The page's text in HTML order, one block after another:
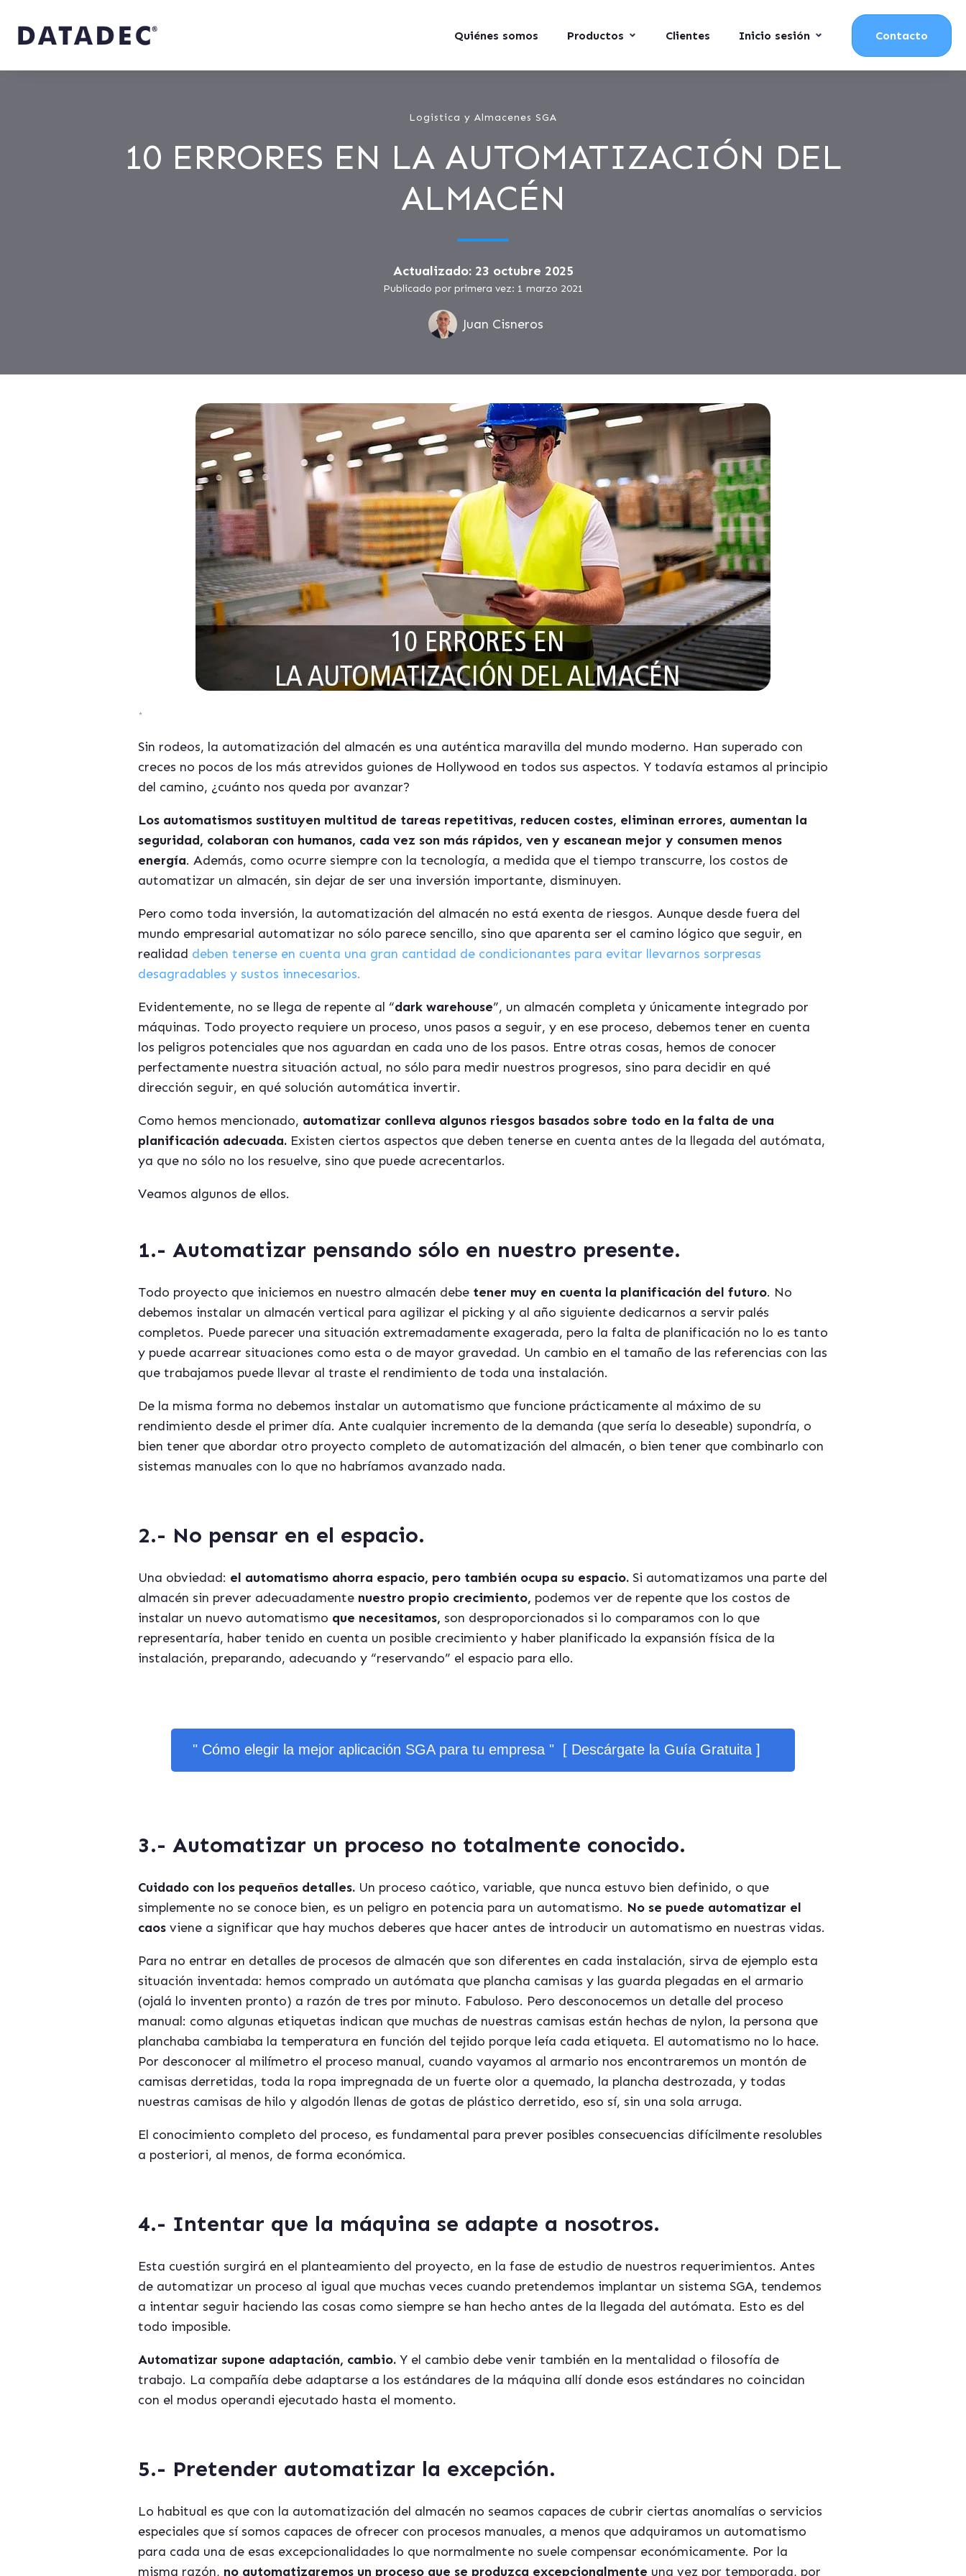
Quiénes somos Productos Clientes Inicio sesión Contacto
Logistica y Almacenes SGA
10 ERRORES EN LA AUTOMATIZACIÓN DEL
ALMACÉN
Actualizado: 23 octubre 2025
Publicado por primera vez: 1 marzo 2021
Juan Cisneros
*
Sin rodeos, la automatización del almacén es una auténtica maravilla del mundo moderno. Han superado con
creces no pocos de los más atrevidos guiones de Hollywood en todos sus aspectos. Y todavía estamos al principio
del camino, ¿cuánto nos queda por avanzar?
Los automatismos sustituyen multitud de tareas repetitivas, reducen costes, eliminan errores, aumentan la
seguridad, colaboran con humanos, cada vez son más rápidos, ven y escanean mejor y consumen menos
energía. Además, como ocurre siempre con la tecnología, a medida que el tiempo transcurre, los costos de
automatizar un almacén, sin dejar de ser una inversión importante, disminuyen.
Pero como toda inversión, la automatización del almacén no está exenta de riesgos. Aunque desde fuera del
mundo empresarial automatizar no sólo parece sencillo, sino que aparenta ser el camino lógico que seguir, en
realidad deben tenerse en cuenta una gran cantidad de condicionantes para evitar llevarnos sorpresas
desagradables y sustos innecesarios.
Evidentemente, no se llega de repente al “dark warehouse”, un almacén completa y únicamente integrado por
máquinas. Todo proyecto requiere un proceso, unos pasos a seguir, y en ese proceso, debemos tener en cuenta
los peligros potenciales que nos aguardan en cada uno de los pasos. Entre otras cosas, hemos de conocer
perfectamente nuestra situación actual, no sólo para medir nuestros progresos, sino para decidir en qué
dirección seguir, en qué solución automática invertir.
Como hemos mencionado, automatizar conlleva algunos riesgos basados sobre todo en la falta de una
planificación adecuada. Existen ciertos aspectos que deben tenerse en cuenta antes de la llegada del autómata,
ya que no sólo no los resuelve, sino que puede acrecentarlos.
Veamos algunos de ellos.
1.- Automatizar pensando sólo en nuestro presente.
Todo proyecto que iniciemos en nuestro almacén debe tener muy en cuenta la planificación del futuro. No
debemos instalar un almacén vertical para agilizar el picking y al año siguiente dedicarnos a servir palés
completos. Puede parecer una situación extremadamente exagerada, pero la falta de planificación no lo es tanto
y puede acarrear situaciones como esta o de mayor gravedad. Un cambio en el tamaño de las referencias con las
que trabajamos puede llevar al traste el rendimiento de toda una instalación.
De la misma forma no debemos instalar un automatismo que funcione prácticamente al máximo de su
rendimiento desde el primer día. Ante cualquier incremento de la demanda (que sería lo deseable) supondría, o
bien tener que abordar otro proyecto completo de automatización del almacén, o bien tener que combinarlo con
sistemas manuales con lo que no habríamos avanzado nada.
2.- No pensar en el espacio.
Una obviedad: el automatismo ahorra espacio, pero también ocupa su espacio. Si automatizamos una parte del
almacén sin prever adecuadamente nuestro propio crecimiento, podemos ver de repente que los costos de
instalar un nuevo automatismo que necesitamos, son desproporcionados si lo comparamos con lo que
representaría, haber tenido en cuenta un posible crecimiento y haber planificado la expansión física de la
instalación, preparando, adecuando y “reservando” el espacio para ello.
" Cómo elegir la mejor aplicación SGA para tu empresa " [ Descárgate la Guía Gratuita ]
3.- Automatizar un proceso no totalmente conocido.
Cuidado con los pequeños detalles. Un proceso caótico, variable, que nunca estuvo bien definido, o que
simplemente no se conoce bien, es un peligro en potencia para un automatismo. No se puede automatizar el
caos viene a significar que hay muchos deberes que hacer antes de introducir un automatismo en nuestras vidas.
Para no entrar en detalles de procesos de almacén que son diferentes en cada instalación, sirva de ejemplo esta
situación inventada: hemos comprado un autómata que plancha camisas y las guarda plegadas en el armario
(ojalá lo inventen pronto) a razón de tres por minuto. Fabuloso. Pero desconocemos un detalle del proceso
manual: como algunas etiquetas indican que muchas de nuestras camisas están hechas de nylon, la persona que
planchaba cambiaba la temperatura en función del tejido porque leía cada etiqueta. El automatismo no lo hace.
Por desconocer al milímetro el proceso manual, cuando vayamos al armario nos encontraremos un montón de
camisas derretidas, toda la ropa impregnada de un fuerte olor a quemado, la plancha destrozada, y todas
nuestras camisas de hilo y algodón llenas de gotas de plástico derretido, eso sí, sin una sola arruga.
El conocimiento completo del proceso, es fundamental para prever posibles consecuencias difícilmente resolubles
a posteriori, al menos, de forma económica.
4.- Intentar que la máquina se adapte a nosotros.
Esta cuestión surgirá en el planteamiento del proyecto, en la fase de estudio de nuestros requerimientos. Antes
de automatizar un proceso al igual que muchas veces cuando pretendemos implantar un sistema SGA, tendemos
a intentar seguir haciendo las cosas como siempre se han hecho antes de la llegada del autómata. Esto es del
todo imposible.
Automatizar supone adaptación, cambio. Y el cambio debe venir también en la mentalidad o filosofía de
trabajo. La compañía debe adaptarse a los estándares de la máquina allí donde esos estándares no coincidan
con el modus operandi ejecutado hasta el momento.
5.- Pretender automatizar la excepción.
Lo habitual es que con la automatización del almacén no seamos capaces de cubrir ciertas anomalías o servicios
especiales que sí somos capaces de ofrecer con procesos manuales, a menos que adquiramos un automatismo
para cada una de esas excepcionalidades lo que normalmente no suele compensar económicamente. Por la
misma razón, no automatizaremos un proceso que se produzca excepcionalmente una vez por temporada, por